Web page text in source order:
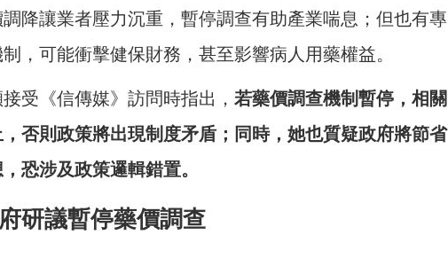
降讓業者壓力沉重，暫停調查有助產業喘息；但也有專
，可能衝擊健保財務，甚至影響病人用藥權益。
受《信傳媒》訪問時指出， 若藥價調查機制暫停，相關
否則政策將出現制度矛盾；同時，她也質疑政府將節省
恐涉及政策邏輯錯置。
研議暫停藥價調查